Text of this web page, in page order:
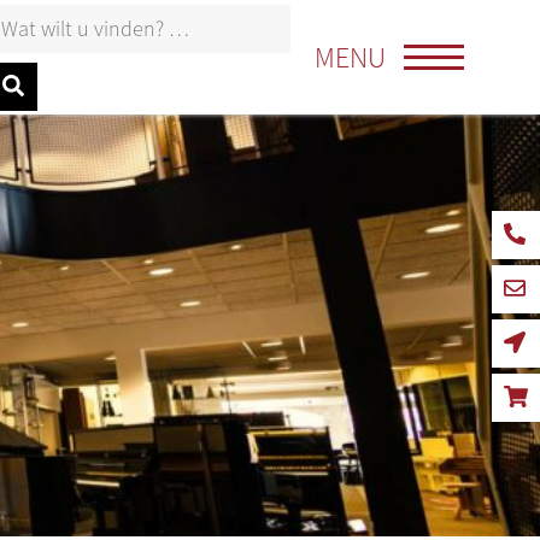
naar:
MENU